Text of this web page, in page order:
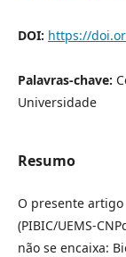
DOI: https://
Palavras-chave:
Universidade
Resumo
O presente
(PIBIC/UEMS-
não se encaixa: